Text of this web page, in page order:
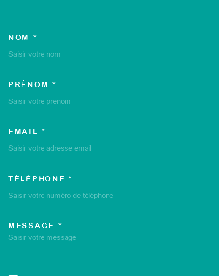
NOM *
PRÉNOM *
EMAIL *
TÉLÉPHONE *
MESSAGE *